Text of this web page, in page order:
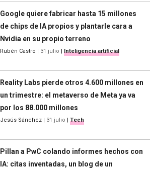
Google quiere fabricar hasta 15 millones
de chips de IA propios y plantarle cara a
Nvidia en su propio terreno
Rubén Castro | 31 julio | Inteligencia artificial
Reality Labs pierde otros 4.600 millones en
un trimestre: el metaverso de Meta ya va
por los 88.000 millones
Jesús Sánchez | 31 julio | Tech
Pillan a PwC colando informes hechos con
IA: citas inventadas, un blog de un